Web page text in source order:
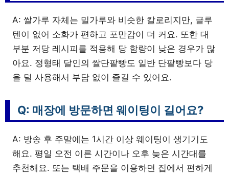
A: 쌀가루 자체는 밀가루와 비슷한 칼로리지만, 글루
텐이 없어 소화가 편하고 포만감이 더 커요. 또한 대
부분 저당 레시피를 적용해 당 함량이 낮은 경우가 많
아요. 정형태 달인의 쌀단팥빵도 일반 단팥빵보다 당
을 덜 사용해서 부담 없이 즐길 수 있어요.
Q: 매장에 방문하면 웨이팅이 길어요?
A: 방송 후 주말에는 1시간 이상 웨이팅이 생기기도
해요. 평일 오전 이른 시간이나 오후 늦은 시간대를
추천해요. 또는 택배 주문을 이용하면 집에서 편하게